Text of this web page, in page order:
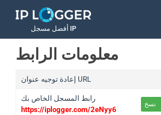
أفضل مسجل IP
معلومات الرابط
إعادة توجيه عنوان URL
رابط المسجل الخاص بك
https://iplogger.com/2eNyy6
نسخ